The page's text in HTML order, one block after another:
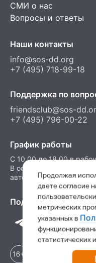
СМИ о нас
Вопросы и ответы
Наши контакты
info@sos-dd.org
+7 (495) 718-99-18
Поддержка по
friendsclub@sos-
+7 (495) 796-00-22
График работы
C 10.00 до 18.00 в
В остальные часы
автоответчик
Подпишитесь на нас
Продолжая
даете согласие
метрических
указанных в
статистических